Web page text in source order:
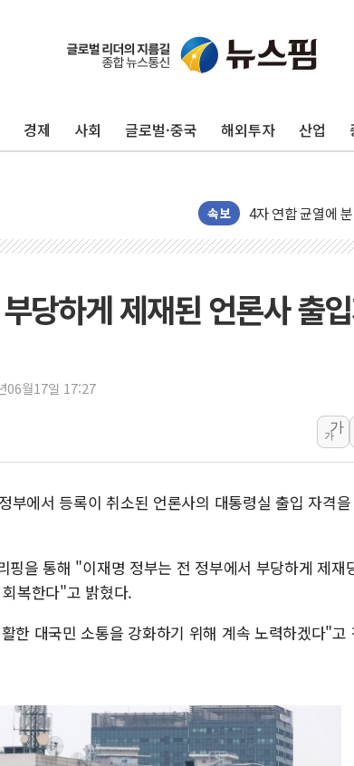
경제 사회 글로벌·중국 해외투자 산업
속보
우유자조금, 노인
더본코리아 롤링
금호석유화학, 2
CJ올리브영 흔드
임대사업자, 등록
대우건설, 50대 이
친트럼프 오글스
"주식이야 코인이
애드포러스, 30억
이성윤 '호남 민심
나경원 의원 "장
李대통령, 규제
한병도 "국민의
당하게 제재된 언론사 출
06월17일 17:27
가
가
에서 등록이 취소된 언론사의 대통령실 출입 자격을
핑을 통해 "이재명 정부는 전 정부에서 부당하게 제재
복한다"고 밝혔다.
한 대국민 소통을 강화하기 위해 계속 노력하겠다"고